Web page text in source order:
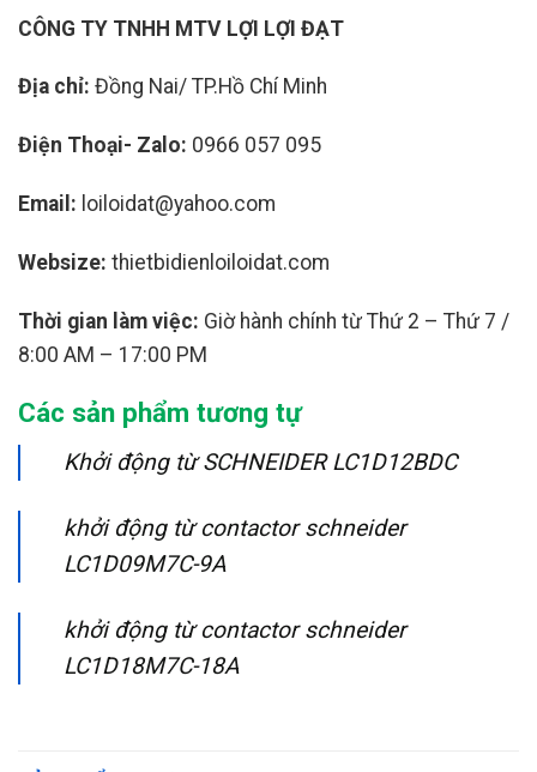
CÔNG TY TNHH MTV LỢI LỢI ĐẠT
Địa chỉ: Đồng Nai/ TP.Hồ Chí Minh
Điện Thoại- Zalo: 0966 057 095
Email: loiloidat@yahoo.com
Websize: thietbidienloiloidat.com
Thời gian làm việc: Giờ hành chính từ Thứ 2 – Thứ 7 /
8:00 AM – 17:00 PM
Các sản phẩm tương tự
Khởi động từ SCHNEIDER LC1D12BDC
khởi động từ contactor schneider
LC1D09M7C-9A
khởi động từ contactor schneider
LC1D18M7C-18A